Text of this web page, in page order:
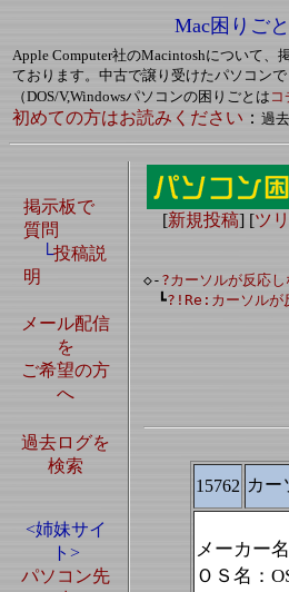
Mac困りご
Apple Computer社のMacintoshについて
ております。中古で譲り受けたパソコン
（DOS/V,Windowsパソコンの困りごとは コ
初めての方はお読みください ： 過
[新規投稿] [ツ
◇- ?カーソルが反応し
┗?!Re:カーソル
15762 カー
メーカー
ＯＳ名：
掲示板で
質問
└投稿説
明
メール配信
を
ご希望の方
へ
過去ログを
検索
<姉妹サイ
ト>
パソコン先